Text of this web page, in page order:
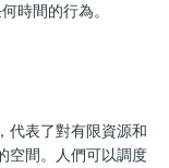
時間的行為。
代表了對有限資源和
空間。人們可以調度